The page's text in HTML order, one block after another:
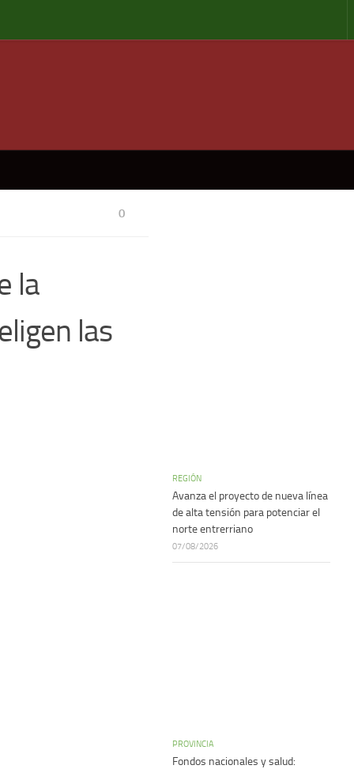
0
la
las
REGIÓN
Avanza el proyecto de nueva línea
de alta tensión para potenciar el
norte entrerriano
07/08/2026
PROVINCIA
Fondos nacionales y salud: